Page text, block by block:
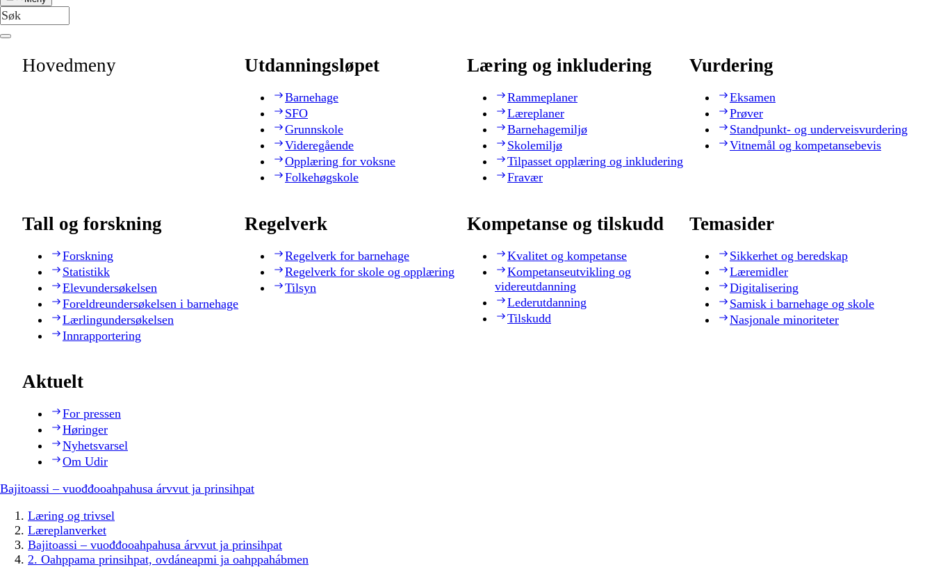
Hovedmeny Utdanningsløpet
Barnehage
SFO
Grunnskole
Videregående
Opplæring for voksne
Folkehøgskole
Læring og inkludering
Rammeplaner
Læreplaner
Barnehagemiljø
Skolemiljø
Tilpasset opplæring og inkludering
Fravær
Vurdering
Eksamen
Prøver
Standpunkt- og underveisvurdering
Vitnemål og kompetansebevis
Tall og forskning
Forskning
Statistikk
Elevundersøkelsen
Foreldreundersøkelsen i barnehage
Lærlingundersøkelsen
Innrapportering
Regelverk
Regelverk for barnehage
Regelverk for skole og opplæring
Tilsyn
Kompetanse og tilskudd
Kvalitet og kompetanse
Kompetanseutvikling og
videreutdanning
Lederutdanning
Tilskudd
Temasider
Sikkerhet og beredskap
Læremidler
Digitalisering
Samisk i barnehage og skole
Nasjonale minoriteter
Aktuelt
For pressen
Høringer
Nyhetsvarsel
Om Udir
Bajitoassi – vuođđooahpahusa árvvut ja prinsihpat
Læring og trivsel
Læreplanverket
Bajitoassi – vuođđooahpahusa árvvut ja prinsihpat
2. Oahppama prinsihpat, ovdáneapmi ja oahppahábmen